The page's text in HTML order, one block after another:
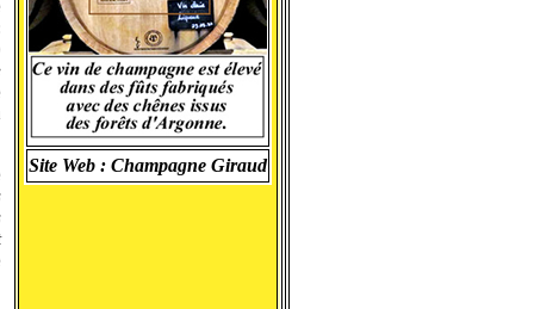
Site Web : Champagne Giraud